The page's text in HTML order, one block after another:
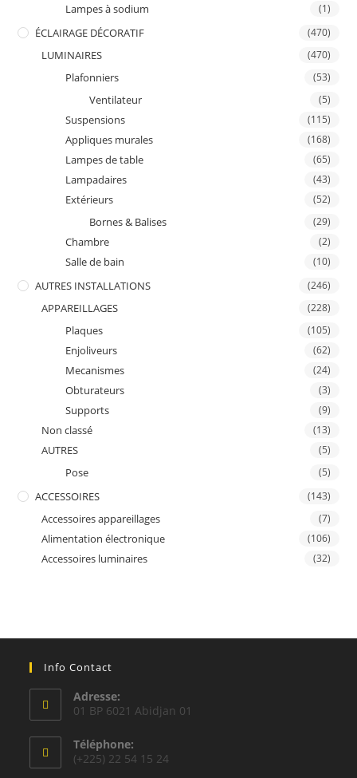
Lampes à sodium (1)
ÉCLAIRAGE DÉCORATIF (470)
LUMINAIRES (470)
Plafonniers (53)
Ventilateur (5)
Suspensions (115)
Appliques murales (168)
Lampes de table (65)
Lampadaires (43)
Extérieurs (52)
Bornes & Balises (29)
Chambre (2)
Salle de bain (10)
AUTRES INSTALLATIONS (246)
APPAREILLAGES (228)
Plaques (105)
Enjoliveurs (62)
Mecanismes (24)
Obturateurs (3)
Supports (9)
Non classé (13)
AUTRES (5)
Pose (5)
ACCESSOIRES (143)
Accessoires appareillages (7)
Alimentation électronique (106)
Accessoires luminaires (32)
Info Contact
Adresse:
01 BP 6021 Abidjan 01
Téléphone:
(+225) 22 54 15 24